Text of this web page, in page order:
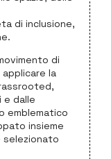
di inclusione,
di
la
dalle
emblematico
insieme
selezionato